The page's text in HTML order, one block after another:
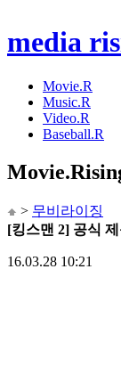
media
Movie.R
Music.R
Video.R
Baseball.R
Movie
> 무비라이징
[킹스맨 2] 공식
16.03.28 10:21